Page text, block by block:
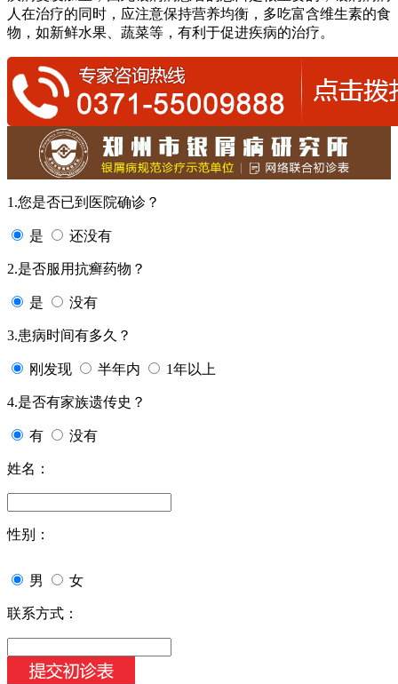
人在治疗的同时，应注意保持营养均衡，多吃富含维生素的食
物，如新鲜水果、蔬菜等，有利于促进疾病的治疗。
1.您是否已到医院确诊？
是 还没有
2.是否服用抗癣药物？
是 没有
3.患病时间有多久？
刚发现 半年内 1年以上
4.是否有家族遗传史？
有 没有
姓名：
性别：
男 女
联系方式：